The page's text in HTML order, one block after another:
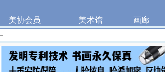
美协会员 美术馆 画廊